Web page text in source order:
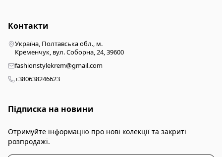
Контакти
Україна, Полтавська обл., м.
Кременчук, вул. Соборна, 24, 39600
fashionstylekrem@gmail.com
+380638246623
Підписка на новини
Отримуйте інформацію про нові колекції та закриті
розпродажі.